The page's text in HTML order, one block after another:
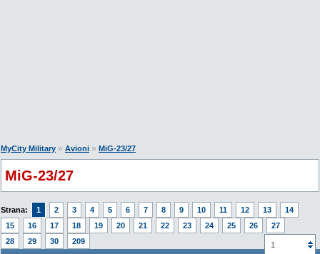
MyCity Military » Avioni » MiG-23/27
MiG-23/27
Strana: 1 2 3 4 5 6 7 8 9 10 11 12 13
14
15
16 17 18 19 20 21 22 23 24 25 26
27
28
29 30 209 1